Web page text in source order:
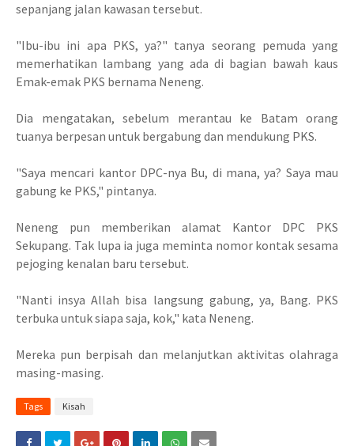
sepanjang jalan kawasan tersebut.
"Ibu-ibu ini apa PKS, ya?" tanya seorang pemuda yang
memerhatikan lambang yang ada di bagian bawah kaus
Emak-emak PKS bernama Neneng.
Dia mengatakan, sebelum merantau ke Batam orang
tuanya berpesan untuk bergabung dan mendukung PKS.
"Saya mencari kantor DPC-nya Bu, di mana, ya? Saya mau
gabung ke PKS," pintanya.
Neneng pun memberikan alamat Kantor DPC PKS
Sekupang. Tak lupa ia juga meminta nomor kontak sesama
pejoging kenalan baru tersebut.
"Nanti insya Allah bisa langsung gabung, ya, Bang. PKS
terbuka untuk siapa saja, kok," kata Neneng.
Mereka pun berpisah dan melanjutkan aktivitas olahraga
masing-masing.
Tags Kisah